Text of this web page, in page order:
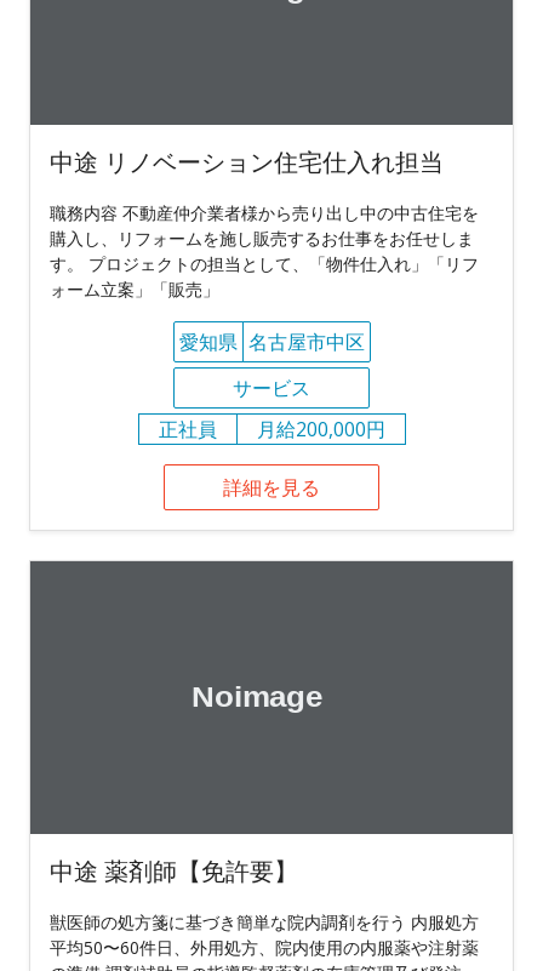
中途 リノベーション住宅仕入れ担当
職務内容 不動産仲介業者様から売り出し中の中古住宅を
購入し、リフォームを施し販売するお仕事をお任せしま
す。 プロジェクトの担当として、「物件仕入れ」「リフ
ォーム立案」「販売」
愛知県 名古屋市中区
サービス
正社員
月給200,000円
詳細を見る
中途 薬剤師【免許要】
獣医師の処方箋に基づき簡単な院内調剤を行う 内服処方
平均50〜60件日、外用処方、院内使用の内服薬や注射薬